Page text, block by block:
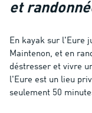
et
En kayak sur l'Eure
Maintenon, et en
déstresser et vivre
l'Eure est un lieu
seulement 50